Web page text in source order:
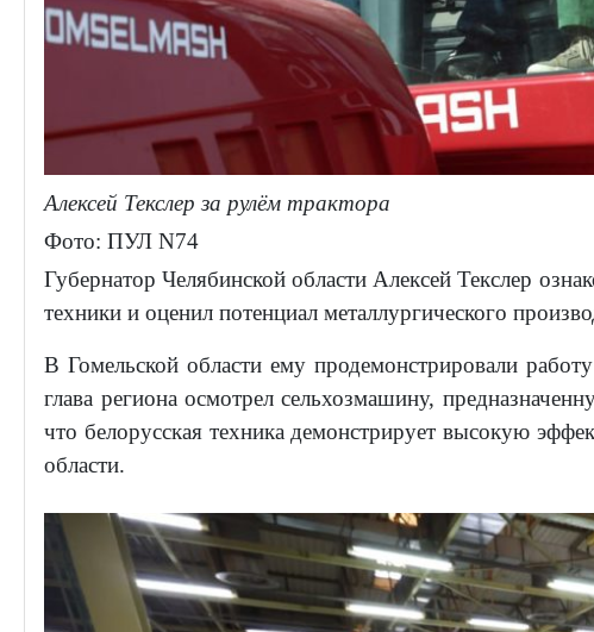
Алексей Текслер за рулём трактора
Фото: ПУЛ N74
Губернатор Челябинской области Алексей Текслер
техники и оценил потенциал металлургического
В Гомельской области ему продемонстрировали
глава региона осмотрел сельхозмашину,
что белорусская техника демонстрирует высокую
области.